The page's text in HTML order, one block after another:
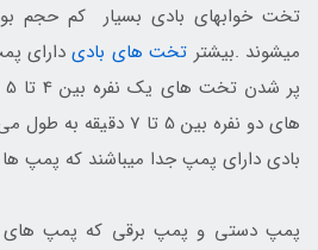
تخت خوابهای بادی بسیار کم حجم
میشوند .بیشتر تخت های بادیدارای
های دو نفره بین 5 تا 7
بادی دارای پمپ جدا میباشند که پمپ
پمپ دستی و پمپ برقی که پمپ های